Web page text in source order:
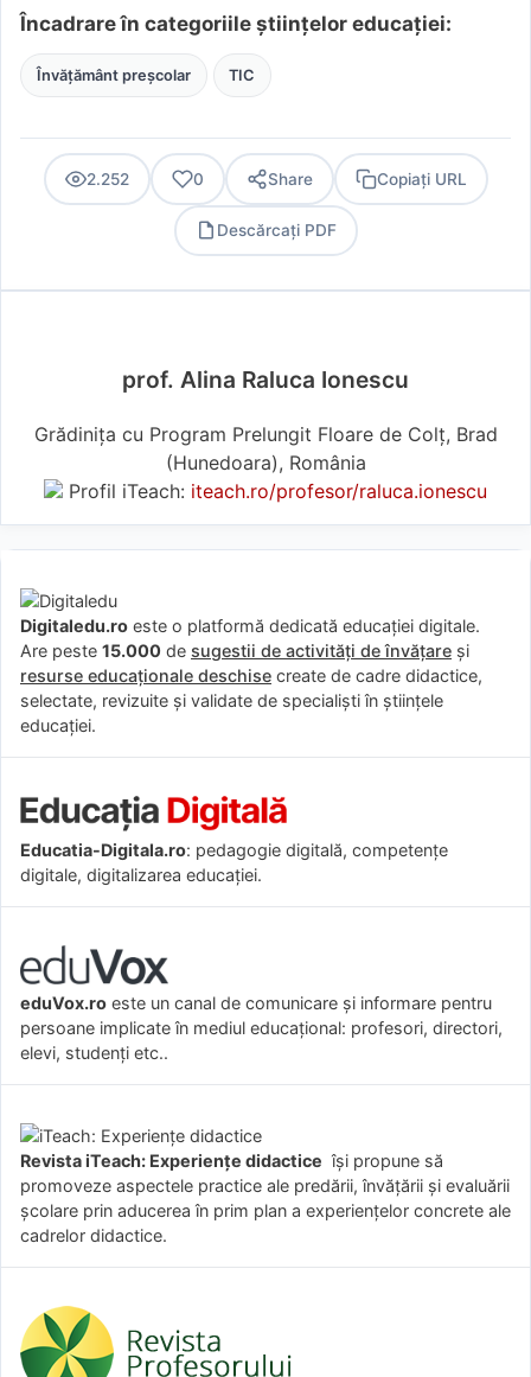
Încadrare în categoriile științelor educației:
Învățământ preșcolar TIC
2.252 0 Share Copiați URL
Descărcați PDF
prof. Alina Raluca Ionescu
Grădinița cu Program Prelungit Floare de Colț, Brad
(Hunedoara), România
Profil iTeach: iteach.ro/profesor/raluca.ionescu
Digitaledu.ro este o platformă dedicată educației digitale.
Are peste 15.000 de sugestii de activități de învățare și
resurse educaționale deschise create de cadre didactice,
selectate, revizuite și validate de specialiști în științele
educației.
Educatia-Digitala.ro: pedagogie digitală, competențe
digitale, digitalizarea educației.
eduVox.ro este un canal de comunicare și informare pentru
persoane implicate în mediul educațional: profesori, directori,
elevi, studenți etc..
Revista iTeach: Experienţe didactice îşi propune să
promoveze aspectele practice ale predării, învăţării şi evaluării
şcolare prin aducerea în prim plan a experienţelor concrete ale
cadrelor didactice.